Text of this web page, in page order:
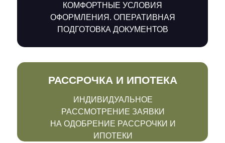
КОМФОРТНЫЕ УСЛОВИЯ
ОФОРМЛЕНИЯ. ОПЕРАТИВНАЯ
ПОДГОТОВКА ДОКУМЕНТОВ
РАССРОЧКА И ИПОТЕКА
ИНДИВИДУАЛЬНОЕ
РАССМОТРЕНИЕ ЗАЯВКИ
НА ОДОБРЕНИЕ РАССРОЧКИ И
ИПОТЕКИ